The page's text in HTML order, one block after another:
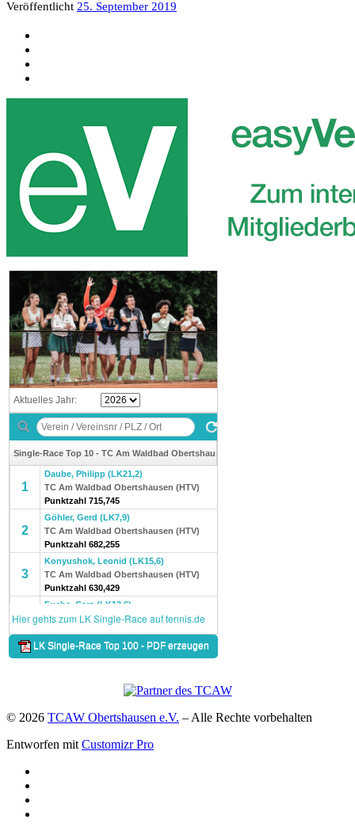
Veröffentlicht 25. September 2019
© 2026 TCAW Obertshausen e.V. – Alle Rechte vorbehalten
Entworfen mit Customizr Pro